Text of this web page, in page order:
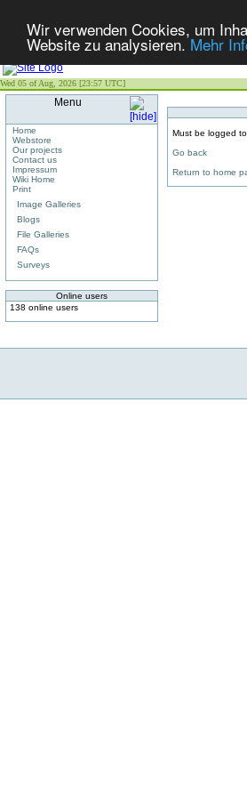
Wir verwenden Cookies, um
Website zu analysieren.Mehr
Wed 05 of Aug, 2026 [23:57 UTC]
Menu
Home
Webstore
Our projects
Contact us
Impressum
Wiki Home
Print
Image Galleries
Blogs
File Galleries
FAQs
Surveys
Online users
138 online users
Must be logged
Go back
Return to home